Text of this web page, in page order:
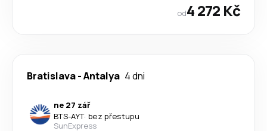
od4 272 Kč
Bratislava-Antalya 4 dni
ne 27 zář
BTS-AYT· bez přestupu
SunExpress